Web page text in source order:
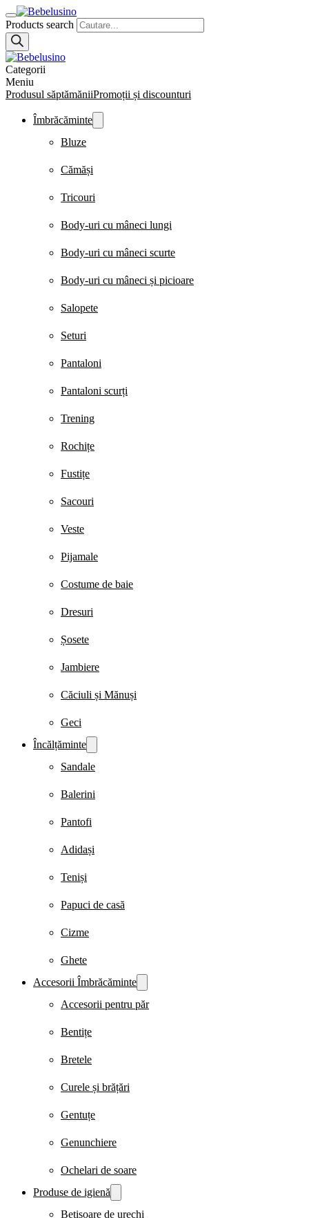
Products search
Categorii
Meniu
Produsul săptămăniiPromoții și discounturi
Îmbrăcăminte
Bluze
Cămăși
Tricouri
Body-uri cu mâneci lungi
Body-uri cu mâneci scurte
Body-uri cu mâneci și picioare
Salopete
Seturi
Pantaloni
Pantaloni scurți
Trening
Rochițe
Fustițe
Sacouri
Veste
Pijamale
Costume de baie
Dresuri
Șosete
Jambiere
Căciuli și Mănuși
Geci
Încălțăminte
Sandale
Balerini
Pantofi
Adidași
Teniși
Papuci de casă
Cizme
Ghete
Accesorii Îmbrăcăminte
Accesorii pentru păr
Bentițe
Bretele
Curele și brățări
Gentuțe
Genunchiere
Ochelari de soare
Produse de igienă
Bețișoare de urechi